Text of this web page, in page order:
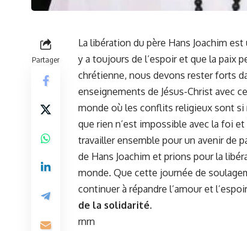
Partager
La⁢ libération du père ‍Hans Joachim
y a toujours de​ l’espoir et⁢ que la paix
chrétienne, nous devons rester ​forts
enseignements de Jésus-Christ avec
monde où les conflits religieux sont si
que rien n’est impossible ‍avec ‌la foi et
travailler ensemble pour ‌un⁤ avenirde
de Hans Joachim et prions pour‌ la
monde. Que cette journée de
continuer à répandre l’amour et
de la solidarité.
rnrn